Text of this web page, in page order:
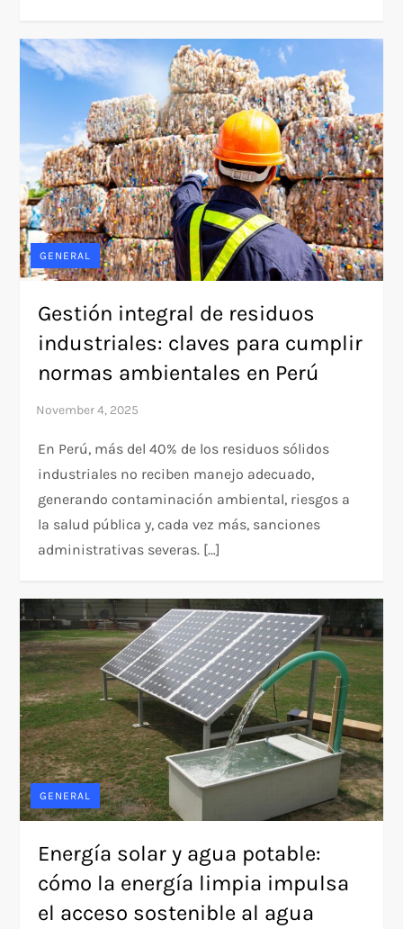
GENERAL
Gestión integral de residuos
industriales: claves para cumplir
normas ambientales en Perú
En Perú, más del 40% de los residuos sólidos
industriales no reciben manejo adecuado,
generando contaminación ambiental, riesgos a
la salud pública y, cada vez más, sanciones
administrativas severas. […]
GENERAL
Energía solar y agua potable:
cómo la energía limpia impulsa
el acceso sostenible al agua